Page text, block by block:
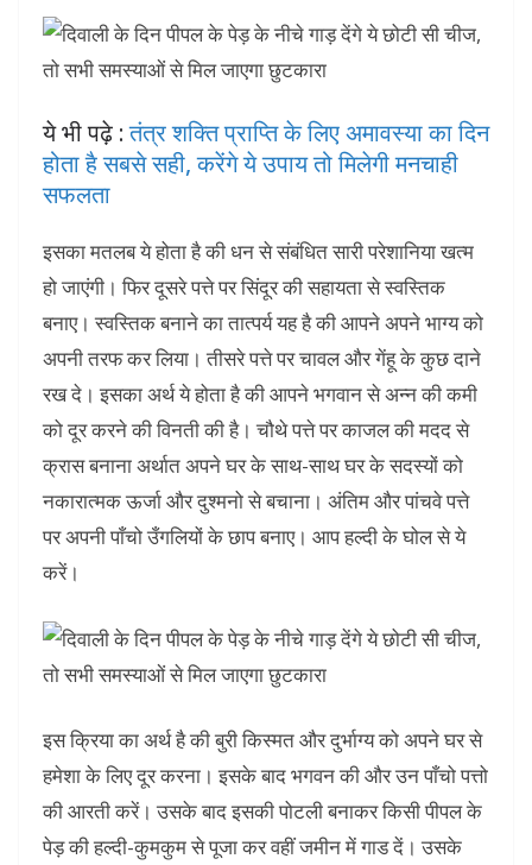
ये भी पढ़े :तंत्र शक्ति प्राप्ति के लिए अमावस्या का दिन
होता है सबसे सही, करेंगे ये उपाय तो मिलेगी मनचाही
सफलता
इसका मतलब ये होता है की धन से संबंधित सारी परेशानिया खत्म
हो जाएंगी। फिर दूसरे पत्ते पर सिंदूर की सहायता से स्वस्तिक
बनाए। स्वस्तिक बनाने का तात्पर्य यह है की आपने अपने भाग्य को
अपनी तरफ कर लिया। तीसरे पत्ते पर चावल और गेंहू के कुछ दाने
रख दे। इसका अर्थ ये होता है की आपने भगवान से अन्न की कमी
को दूर करने की विनती की है। चौथे पत्ते पर काजल की मदद से
क्रास बनाना अर्थात अपने घर के साथ-साथ घर के सदस्यों को
नकारात्मक ऊर्जा और दुश्मनो से बचाना। अंतिम और पांचवे पत्ते
पर अपनी पाँचो उँगलियों के छाप बनाए। आप हल्दी के घोल से ये
करें।
इस क्रिया का अर्थ है की बुरी किस्मत और दुर्भाग्य को अपने घर से
हमेशा के लिए दूर करना। इसके बाद भगवन की और उन पाँचो पत्तो
की आरती करें। उसके बाद इसकी पोटली बनाकर किसी पीपल के
पेड़ की हल्दी-कुमकुम से पूजा कर वहीं जमीन में गाड दें। उसके